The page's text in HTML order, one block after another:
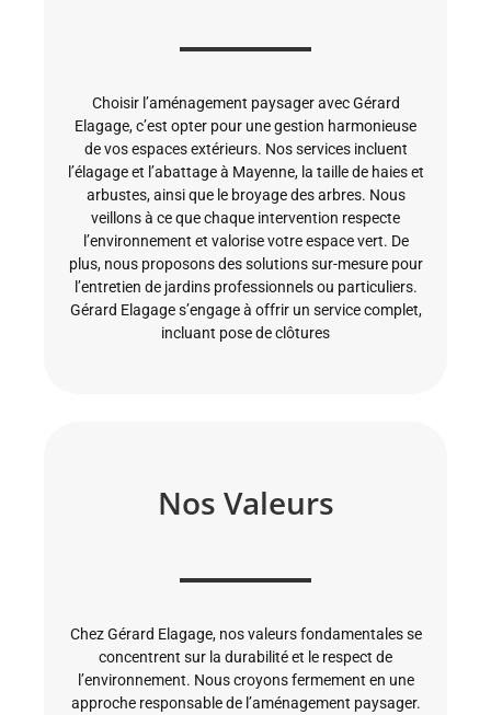
Choisir l’aménagement paysager avec Gérard
Elagage, c’est opter pour une gestion harmonieuse
de vos espaces extérieurs. Nos services incluent
l’élagage et l’abattage à Mayenne, la taille de haies et
arbustes, ainsi que le broyage des arbres. Nous
veillons à ce que chaque intervention respecte
l’environnement et valorise votre espace vert. De
plus, nous proposons des solutions sur-mesure pour
l’entretien de jardins professionnels ou particuliers.
Gérard Elagage s’engage à offrir un service complet,
incluant pose de clôtures
Nos Valeurs
Chez Gérard Elagage, nos valeurs fondamentales se
concentrent sur la durabilité et le respect de
l’environnement. Nous croyons fermement en une
approche responsable de l’aménagement paysager.